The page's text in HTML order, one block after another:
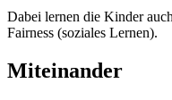
Dabei lernen die Kinder
Fairness (soziales Lernen).
Miteinander